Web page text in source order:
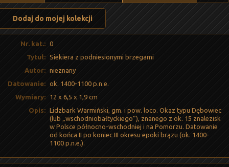
Dodaj do mojej kolekcji
Nr. kat.: 0
Tytuł: Siekiera z podniesionymi brzegami
Autor: nieznany
Datowanie: ok. 1400-1100 p.n.e.
Wymiary:
12 x 6,5 x 1,9 cm
Opis: Lidzbark Warmiński, gm. i pow. loco. Okaz typu Dębowiec
(lub „wschodniobałtyckiego”), znanego z ok. 15 znalezisk
w Polsce północno-wschodniej i na Pomorzu. Datowanie
od końca II po koniec III okresu epoki brązu (ok. 1400-
1100 p.n.e.).